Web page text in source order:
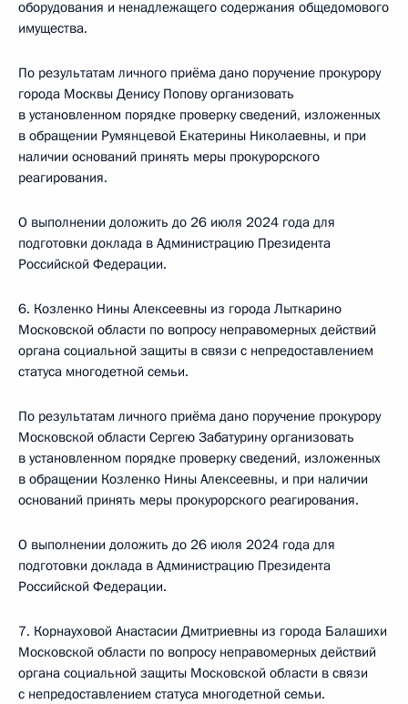
оборудования и ненадлежащего содержания общедомового
имущества.
По результатам личного приёма дано поручение прокурору
города Москвы Денису Попову организовать
в установленном порядке проверку сведений, изложенных
в обращении Румянцевой Екатерины Николаевны, и при
наличии оснований принять меры прокурорского
реагирования.
О выполнении доложить до 26 июля 2024 года для
подготовки доклада в Администрацию Президента
Российской Федерации.
6. Козленко Нины Алексеевны из города Лыткарино
Московской области по вопросу неправомерных действий
органа социальной защиты в связи с непредоставлением
статуса многодетной семьи.
По результатам личного приёма дано поручение прокурору
Московской области Сергею Забатурину организовать
в установленном порядке проверку сведений, изложенных
в обращении Козленко Нины Алексеевны, и при наличии
оснований принять меры прокурорского реагирования.
О выполнении доложить до 26 июля 2024 года для
подготовки доклада в Администрацию Президента
Российской Федерации.
7. Корнауховой Анастасии Дмитриевны из города Балашихи
Московской области по вопросу неправомерных действий
органа социальной защиты Московской области в связи
с непредоставлением статуса многодетной семьи.